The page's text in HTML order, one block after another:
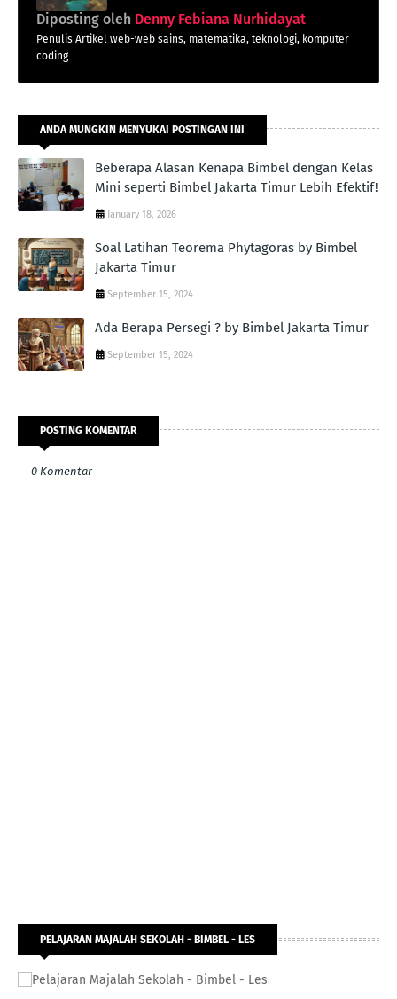
Diposting oleh Denny Febiana Nurhidayat
Penulis Artikel web-web sains, matematika, teknologi, komputer
coding
ANDA MUNGKIN MENYUKAI POSTINGAN INI
Beberapa Alasan Kenapa Bimbel dengan Kelas
Mini seperti Bimbel Jakarta Timur Lebih Efektif!
January 18, 2026
Soal Latihan Teorema Phytagoras by Bimbel
Jakarta Timur
September 15, 2024
Ada Berapa Persegi ? by Bimbel Jakarta Timur
September 15, 2024
POSTING KOMENTAR
0 Komentar
PELAJARAN MAJALAH SEKOLAH - BIMBEL - LES